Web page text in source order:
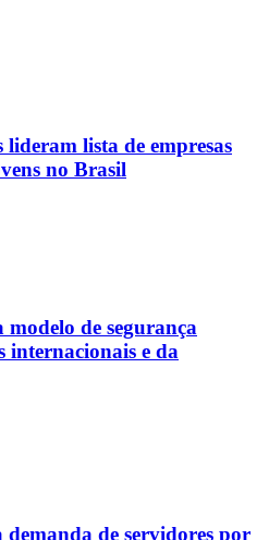
lideram lista de empresas
no Brasil
de segurança
internacionais e da
demanda de servidores por